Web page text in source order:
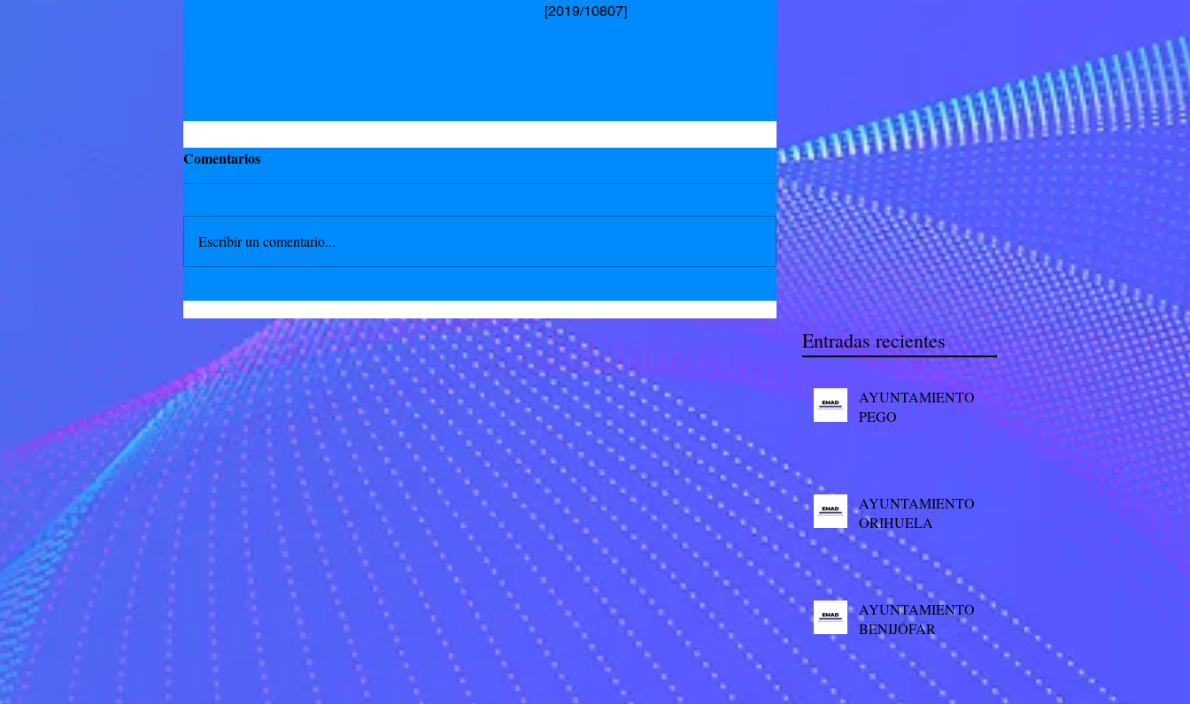
[2019/10807]
Comentarios
Escribir un comentario...
Entradas recientes
AYUNTAMIENTO
PEGO
AYUNTAMIENTO
ORIHUELA
AYUNTAMIENTO
BENIJÓFAR